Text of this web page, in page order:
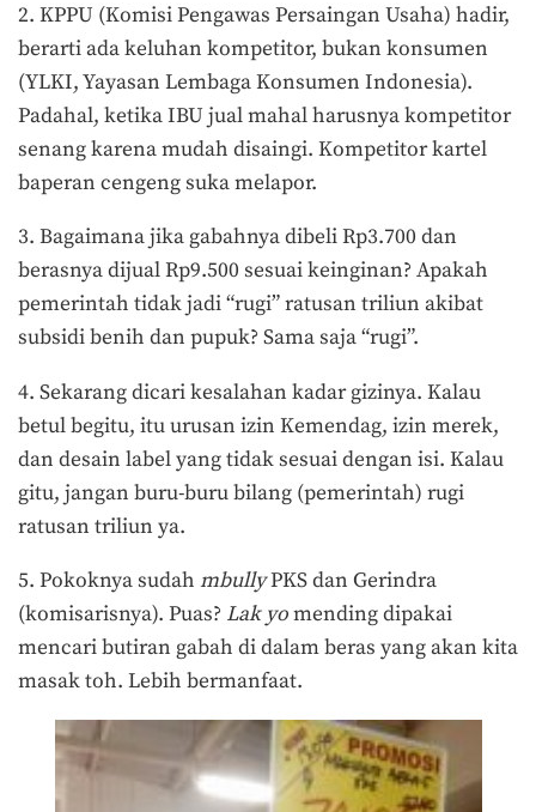
2. KPPU (Komisi Pengawas Persaingan Usaha) hadir,
berarti ada keluhan kompetitor, bukan konsumen
(YLKI, Yayasan Lembaga Konsumen Indonesia).
Padahal, ketika IBU jual mahal harusnya kompetitor
senang karena mudah disaingi. Kompetitor kartel
baperan cengeng suka melapor.
3. Bagaimana jika gabahnya dibeli Rp3.700 dan
berasnya dijual Rp9.500 sesuai keinginan? Apakah
pemerintah tidak jadi “rugi” ratusan triliun akibat
subsidi benih dan pupuk? Sama saja “rugi”.
4. Sekarang dicari kesalahan kadar gizinya. Kalau
betul begitu, itu urusan izin Kemendag, izin merek,
dan desain label yang tidak sesuai dengan isi. Kalau
gitu, jangan buru-buru bilang (pemerintah) rugi
ratusan triliun ya.
5. Pokoknya sudah mbullyPKS dan Gerindra
(komisarisnya). Puas? Lak yomending dipakai
mencari butiran gabah di dalam beras yang akan kita
masak toh. Lebih bermanfaat.